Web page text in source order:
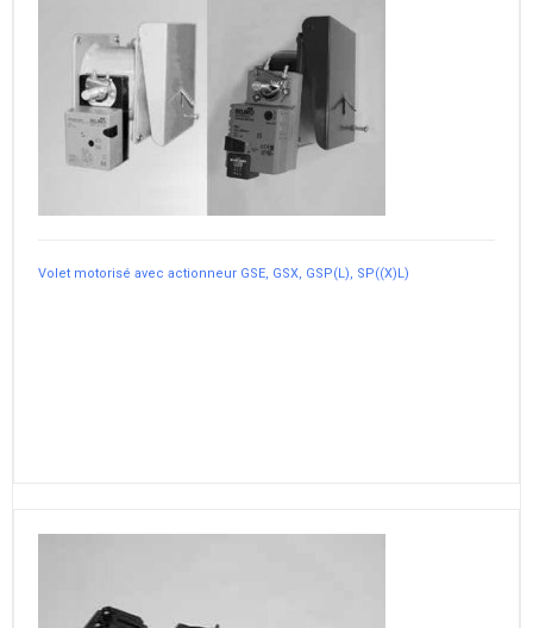
Volet motorisé avec actionneur GSE, GSX, GSP(L), SP((X)L)